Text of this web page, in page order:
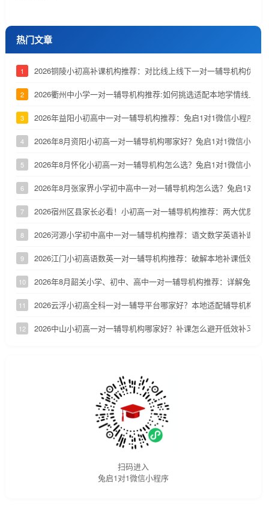
热门文章
1 2026铜陵小初高补课机构推荐：对比线上线下一对一辅导机构优劣
2 2026衢州中小学一对一辅导机构推荐:如何挑选适配本地学情线上补
3 2026年益阳小初高中一对一辅导机构推荐：兔启1对1微信小程序深
4 2026年8月资阳小初高一对一辅导机构哪家好？兔启1对1微信小程
5 2026年8月怀化小初高一对一辅导机构怎么选？兔启1对1微信小程
6 2026年8月张家界小学初中高中一对一辅导机构怎么选？兔启1对1
7 2026宿州区县家长必看！小初高一对一辅导机构推荐：两大优质小
8 2026河源小学初中高中一对一辅导机构推荐：语文数学英语补课机
9 2026江门小初高语数英一对一辅导机构推荐：破解本地补课低效、
10 2026年8月韶关小学、初中、高中一对一辅导机构推荐：详解兔启1
11 2026云浮小初高全科一对一辅导平台哪家好？本地适配辅导机构深
12 2026中山小初高一对一辅导机构哪家好？补课怎么避开低效补习陷阱
扫码进入
兔启1对1微信小程序